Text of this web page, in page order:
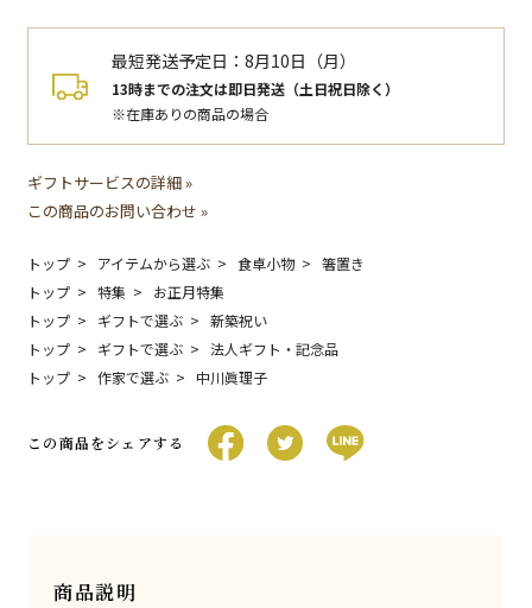
最短発送予定日：8月10日（月）
13時までの注文は即日発送（土日祝日除く）
※在庫ありの商品の場合
ギフトサービスの詳細 »
この商品のお問い合わせ »
トップ アイテムから選ぶ 食卓小物
箸置き
トップ
特集
お正月特集
トップ
ギフトで選ぶ
新築祝い
トップ
ギフトで選ぶ
法人ギフト・記念品
トップ
作家で選ぶ 中川眞理子
この商品をシェアする
商品説明